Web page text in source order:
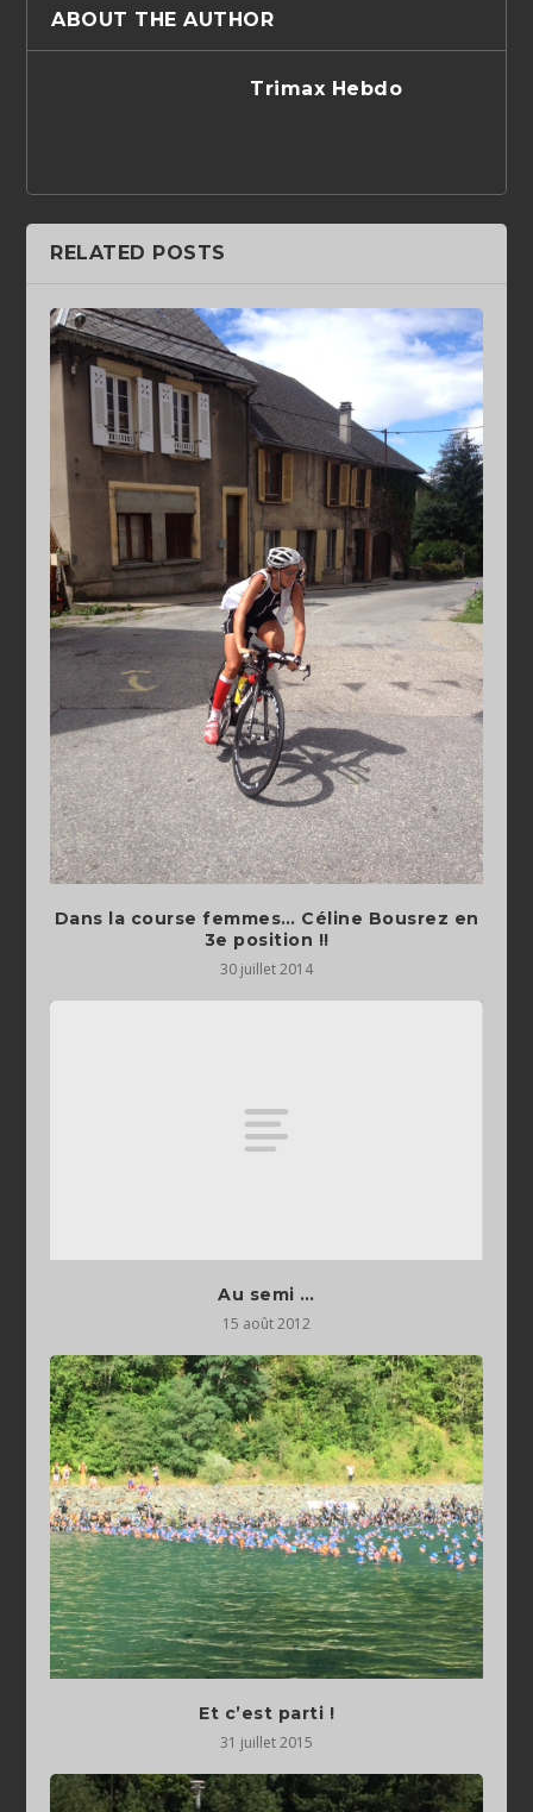
ABOUT THE AUTHOR
Trimax Hebdo
RELATED POSTS
Dans la course femmes… Céline Bousrez en
3e position !!
30 juillet 2014
Au semi …
15 août 2012
Et c’est parti !
31 juillet 2015